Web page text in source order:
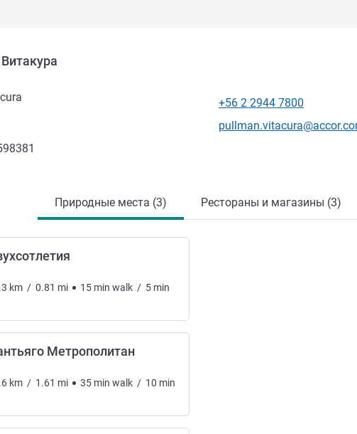
Телефон
+56 2 2944 7800
Контактный адрес
Природные места (3) Рестораны и магазины (3)
km / 0.81 mi 15 min walk / 5 min
Метрополитан
km / 1.61 mi 35 min walk / 10 min